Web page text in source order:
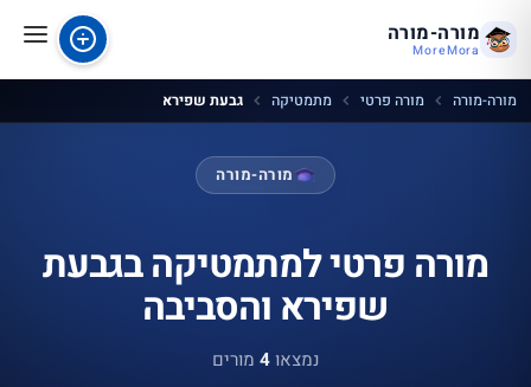
מורה-מורה
MoreMora
מורה-מורה מורה פרטי מתמטיקה גבעת שפירא
מורה-מורה
מורה פרטי למתמטיקה בגבעת
שפירא והסביבה
נמצאו4 מורים